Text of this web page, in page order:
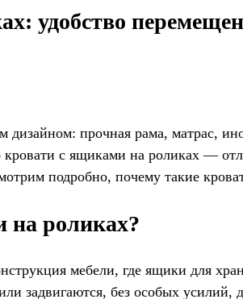
удобство
прочная рама, матрас,
с ящиками на роликах —
подробно, почему такие
на роликах?
мебели, где ящики для
задвигаются, без особых